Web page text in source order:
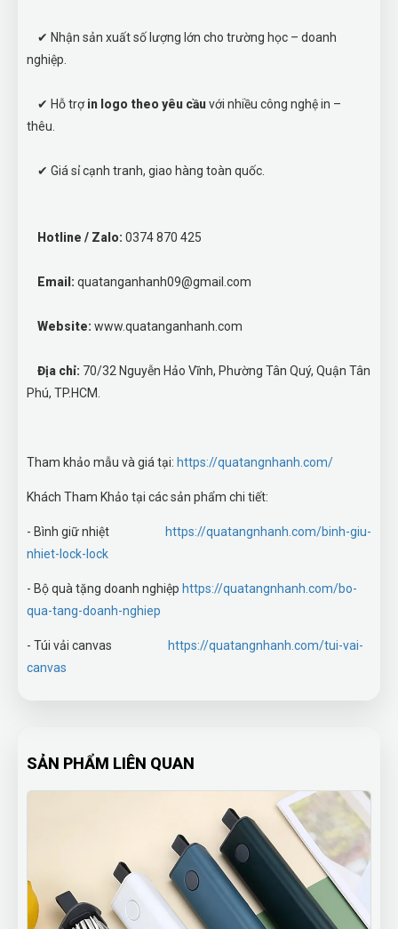
✔ Nhận sản xuất số lượng lớn cho trường học – doanh
nghiệp.
✔ Hỗ trợin logo theo yêu cầuvới nhiều công nghệ in –
thêu.
✔ Giá sỉ cạnh tranh, giao hàng toàn quốc.
Hotline / Zalo: 0374 870 425
Email: quatanganhanh09@gmail.com
Website: www.quatanganhanh.com
Địa chỉ: 70/32 Nguyễn Hảo Vĩnh, Phường Tân Quý, Quận Tân
Phú, TP.HCM.
Tham khảo mẫu và giá tại: https://quatangnhanh.com/
Khách Tham Khảo tại các sản phẩm chi tiết:
- Bình giữ nhiệt
https://quatangnhanh.com/binh-giu-
nhiet-lock-lock
- Bộ quà tặng doanh nghiệp https://quatangnhanh.com/bo-
qua-tang-doanh-nghiep
- Túi vải canvas
https://quatangnhanh.com/tui-vai-
canvas
SẢN PHẨM LIÊN QUAN